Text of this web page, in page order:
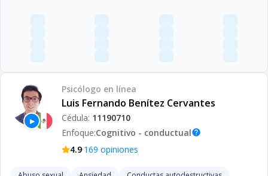
▶
Psicólogo en línea
Luis Fernando Benítez Cervantes
Cédula: 11190710
Enfoque:Cognitivo - conductualhelp
4.9·169 opiniones